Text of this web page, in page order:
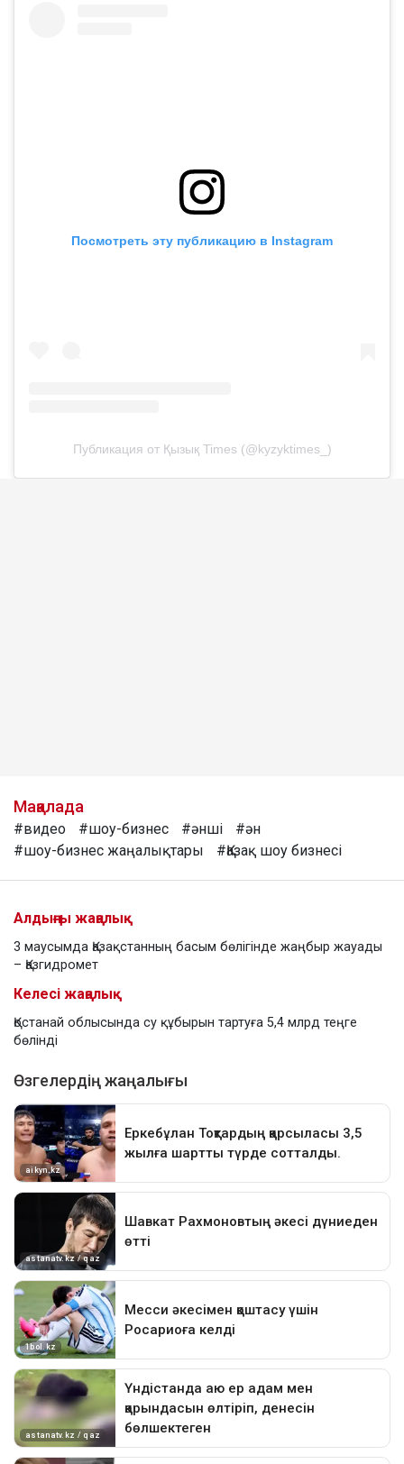
Посмотреть эту публикацию в Instagram
Публикация от Қызық Times (@kyzyktimes_)
Мақалада
#видео #шоу-бизнес #әнші
#ән
#шоу-бизнес жаңалықтары
#Қазақ шоу бизнесі
Алдыңғы жаңалық
3 маусымда Қазақстанның басым бөлігінде жаңбыр жауады
– Қазгидромет
Келесі жаңалық
Қостанай облысында су құбырын тартуға 5,4 млрд теңге
бөлінді